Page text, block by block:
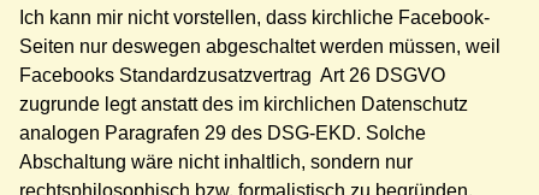
Ich kann mir nicht vorstellen, dass kirchliche Facebook-
Seiten nur deswegen abgeschaltet werden müssen, weil
Facebooks Standardzusatzvertrag Art 26 DSGVO
zugrunde legt anstatt des im kirchlichen Datenschutz
analogen Paragrafen 29 des DSG-EKD. Solche
Abschaltung wäre nicht inhaltlich, sondern nur
rechtsphilosophisch bzw. formalistisch zu begründen.